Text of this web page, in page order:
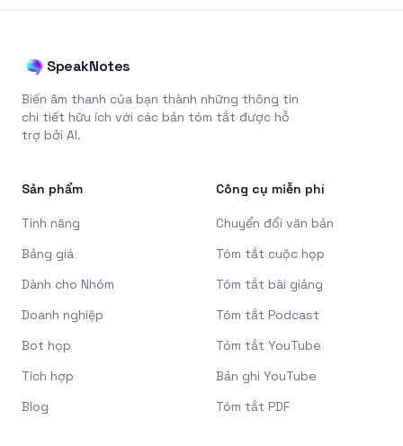
SpeakNotes
Biến âm thanh của bạn thành những thông tin
chi tiết hữu ích với các bản tóm tắt được hỗ
trợ bởi AI.
Sản phẩm
Tính năng
Bảng giá
Dành cho Nhóm
Doanh nghiệp
Bot họp
Tích hợp
Blog
Công cụ miễn phí
Chuyển đổi văn bản
Tóm tắt cuộc họp
Tóm tắt bài giảng
Tóm tắt Podcast
Tóm tắt YouTube
Bản ghi YouTube
Tóm tắt PDF